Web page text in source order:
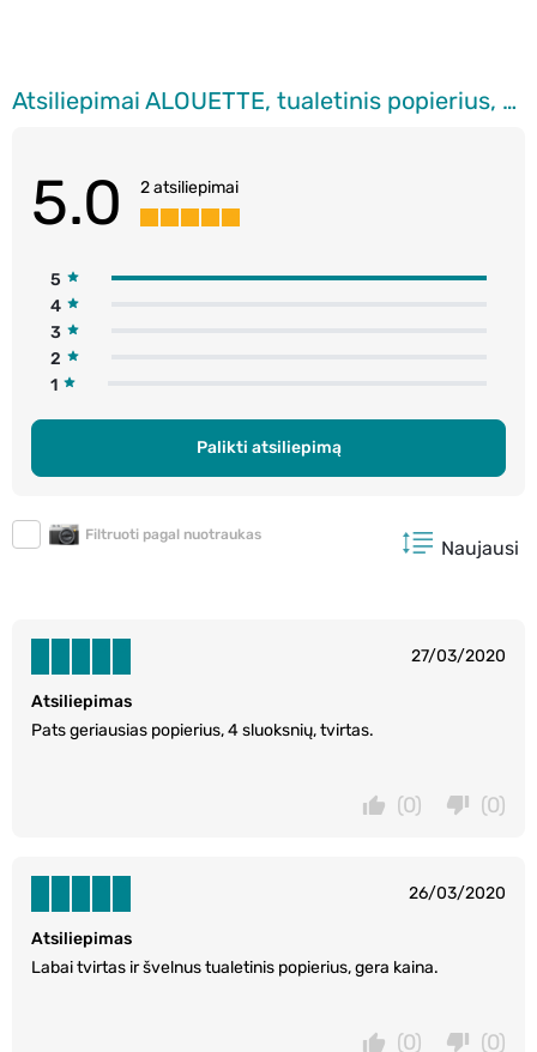
Atsiliepimai ALOUETTE, tualetinis popierius, 8 ritinėliai
5.0 2 atsiliepimai
5
4
3
2
1
Palikti atsiliepimą
Filtruoti pagal nuotraukas
Naujausi
27/03/2020
Atsiliepimas
Pats geriausias popierius, 4 sluoksnių, tvirtas.
(0)
(0)
26/03/2020
Atsiliepimas
Labai tvirtas ir švelnus tualetinis popierius, gera kaina.
(0)
(0)